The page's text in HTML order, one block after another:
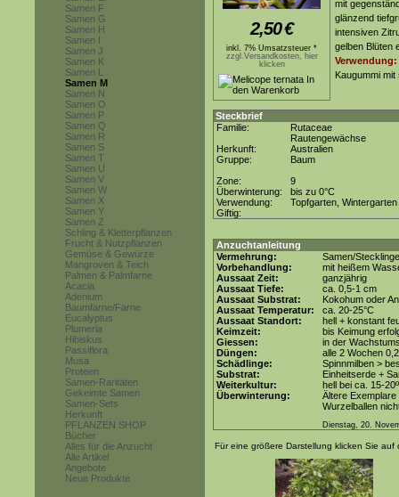
Samen F
Samen G
Samen H
Samen I
Samen J
Samen K
Samen L
Samen M
Samen N
Samen O
Samen P
Samen Q
Samen R
Samen S
Samen T
Samen U
Samen V
Samen W
Samen X
Samen Y
Samen Z
Schling & Kletterpflanzen
Frucht & Nutzpflanzen
Gemüse & Gewürze
Mangroven & Teich
Palmen & Palmfarne
Acacia
Adenium
Baumfarne/Farne
Eucalyptus
Plumeria
Hibiskus
Passiflora
Musa
Proteen
Samen-Raritäten
Gekeimte Samen
Samen-Sets
Herkunft
PFLANZEN SHOP
Bücher
Alles für die Anzucht
Alle Artikel
Angebote
Neue Produkte
2,50€
inkl. 7% Umsatzsteuer *
zzgl.Versandkosten, hier
klicken
mit
glänzend
intensiven
gelben Blüten
Verwendung:
Kaugummi
Steckbrief
Familie:
Rutaceae
Rautengewächse
Herkunft:
Australien
Gruppe:
Baum
Zone:
9
Überwinterung:
bis zu 0°C
Verwendung:
Topfgarten, Wintergarten
Giftig:
Anzuchtanleitung
Vermehrung:
Samen/Stecklinge
Vorbehandlung:
mit heißem
Aussaat Zeit:
ganzjährig
Aussaat Tiefe:
ca. 0,5-1 cm
Aussaat Substrat:
Kokohum oder
Aussaat Temperatur:
ca. 20-25°C
Aussaat Standort:
hell + konstant
Keimzeit:
bis Keimung
Giessen:
in der
Düngen:
alle 2 Wochen
Schädlinge:
Spinnmilben >
Substrat:
Einheitserde +
Weiterkultur:
hell bei ca. 15-
Überwinterung:
Ältere
Wurzelballen
Dienstag, 20.
Für eine größere Darstellung klicken Sie auf